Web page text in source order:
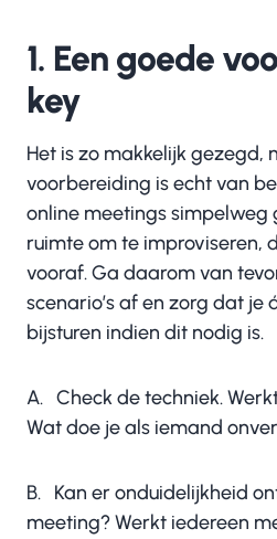
1. Een goede
key
Het is zo makkelijk gezegd,
voorbereiding is echt van
online meetings simpelweg
ruimte om te improviseren,
vooraf. Ga daarom van
scenario’s af en zorg dat je
bijsturen indien dit nodig is.
A. Check de techniek.
Wat doe je als iemand
B. Kan er onduidelijkheid
meeting? Werkt iedereen